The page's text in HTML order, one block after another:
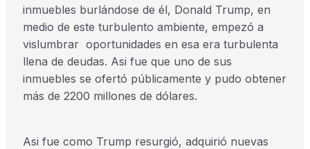
inmuebles burlándose de él, Donald Trump, en
medio de este turbulento ambiente, empezó a
vislumbrar oportunidades en esa era turbulenta
llena de deudas. Asi fue que uno de sus
inmuebles se ofertó públicamente y pudo obtener
más de 2200 millones de dólares.
Asi fue como Trump resurgió, adquirió nuevas